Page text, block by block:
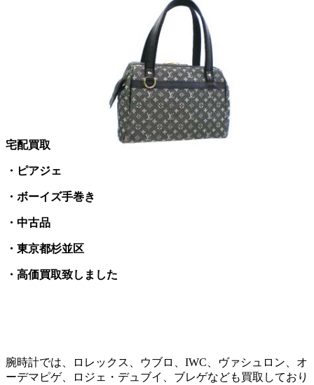
宅配買取
・ピアジェ
・ボーイズ手巻き
・中古品
・東京都杉並区
・高価買取致しました
腕時計では、ロレックス、ウブロ、IWC、ヴァシュロン、オ
ーデマピゲ、ロジェ・デュブイ、ブレゲなども買取しており